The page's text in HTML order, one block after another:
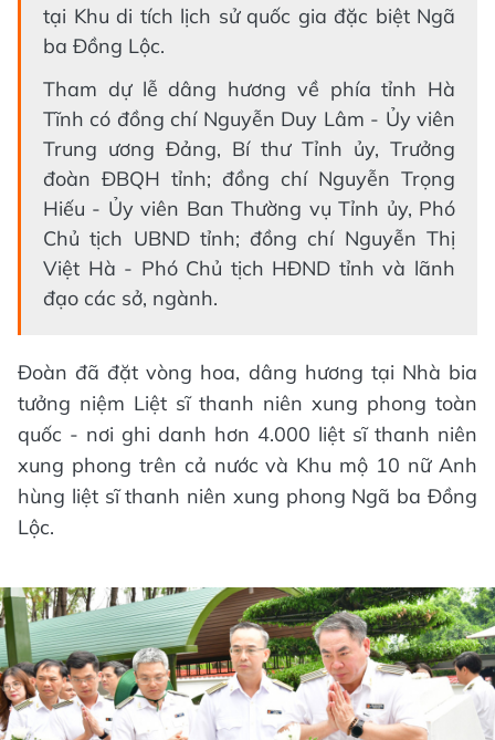
tại Khu di tích lịch sử quốc gia đặc biệt Ngã
ba Đồng Lộc.
Tham dự lễ dâng hương về phía tỉnh Hà
Tĩnh có đồng chí Nguyễn Duy Lâm - Ủy viên
Trung ương Đảng, Bí thư Tỉnh ủy, Trưởng
đoàn ĐBQH tỉnh; đồng chí Nguyễn Trọng
Hiếu - Ủy viên Ban Thường vụ Tỉnh ủy, Phó
Chủ tịch UBND tỉnh; đồng chí Nguyễn Thị
Việt Hà - Phó Chủ tịch HĐND tỉnh và lãnh
đạo các sở, ngành.
Đoàn đã đặt vòng hoa, dâng hương tại Nhà bia
tưởng niệm Liệt sĩ thanh niên xung phong toàn
quốc - nơi ghi danh hơn 4.000 liệt sĩ thanh niên
xung phong trên cả nước và Khu mộ 10 nữ Anh
hùng liệt sĩ thanh niên xung phong Ngã ba Đồng
Lộc.